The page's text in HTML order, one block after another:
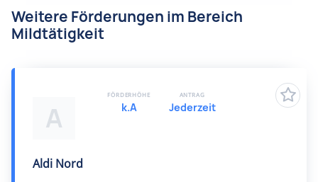
Weitere Förderungen im Bereich
Mildtätigkeit
A
Aldi Nord
FÖRDERHÖHE
k.A
ANTRAG
Jederzeit